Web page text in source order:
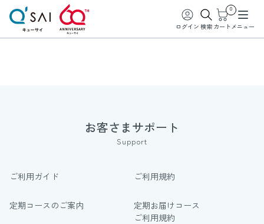
ログイン 検索
0
カート メニュー
お客さまサポート
Support
ご利用ガイド ご利用規約
定期コースのご案内
定期お届けコース
ご利用規約